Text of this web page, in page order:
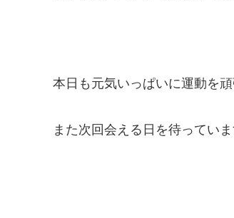
本日も元気いっぱいに運動を頑
また次回会える日を待っていま